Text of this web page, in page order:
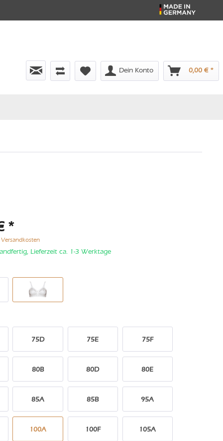
Dein Konto 0,00 € *
*
Versandkosten
Lieferzeit ca. 1-3 Werktage
75D 75E 75F
80B 80D 80E
85A 85B 95A
100A 100F 105A